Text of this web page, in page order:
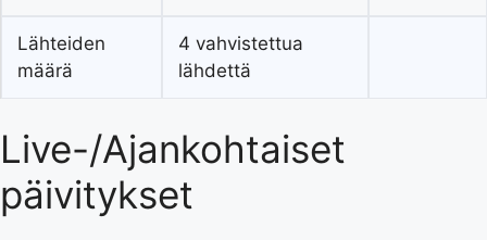
Lähteiden
määrä
4 vahvistettua
lähdettä
Live-/Ajankohtaiset
päivitykset